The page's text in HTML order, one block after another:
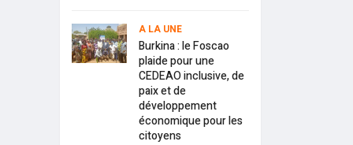
A LA UNE
Burkina : le Foscao
plaide pour une
CEDEAO inclusive, de
paix et de
développement
économique pour les
citoyens